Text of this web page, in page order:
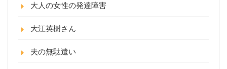
大人の女性の発達障害
大江英樹さん
夫の無駄遣い